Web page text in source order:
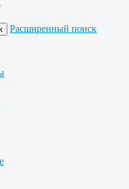
Расширенный поиск